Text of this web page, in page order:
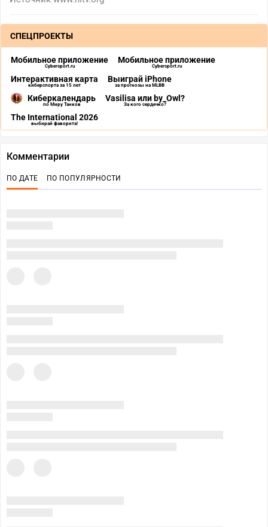
СПЕЦПРОЕКТЫ
Мобильное приложение
Cybersport.ru
Мобильное приложение
Cybersport.ru
Интерактивная карта
киберспорта за 15 лет
Выиграй iPhone
за прогнозы на MLBB
Киберкалендарь
по Миру Танков
Vasilisa или by_Owl?
За кого сердечко?
The International 2026
выбирай фаворита!
Комментарии
ПО ДАТЕ ПО ПОПУЛЯРНОСТИ